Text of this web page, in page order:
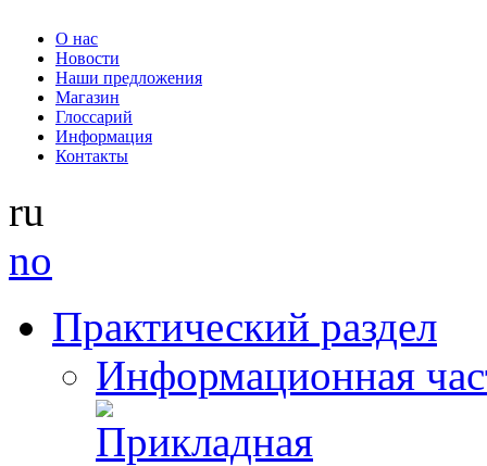
О нас
Новости
Наши предложения
Магазин
Глоссарий
Информация
Контакты
ru
no
Практический раздел
Информационная